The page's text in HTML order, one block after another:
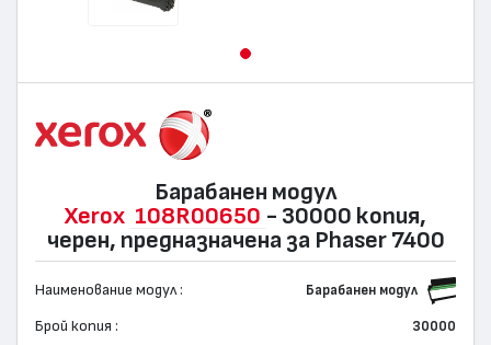
Барабанен модул
Xerox 108R00650 - 30000 копия,
черен, предназначена за Phaser 7400
Наименование модул : Барабанен модул
Брой копия : 30000